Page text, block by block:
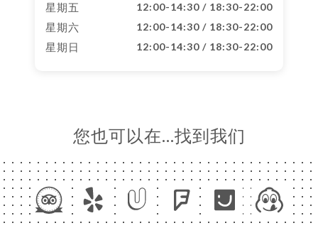
星期五 12:00-14:30 / 18:30-22:00
星期六 12:00-14:30 / 18:30-22:00
星期日 12:00-14:30 / 18:30-22:00
您也可以在…找到我们